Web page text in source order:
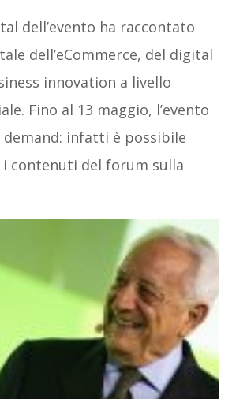
dell’evento ha raccontato
dell’eCommerce, del digital
innovation a livello
Fino al 13 maggio, l’evento
infatti è possibile
contenuti del forum sulla